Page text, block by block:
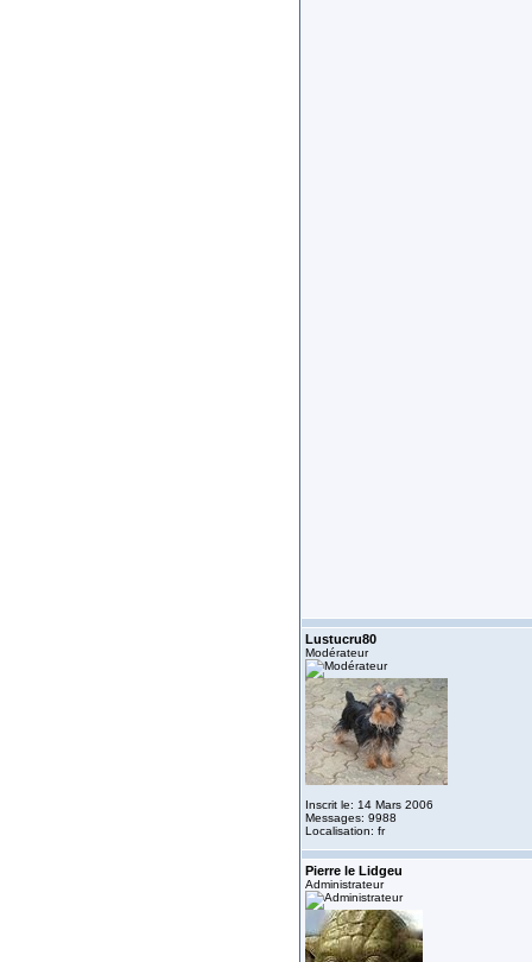
Lustucru80
Modérateur
Inscrit le: 14 Mars 2006
Messages: 9988
Localisation: fr
Pierre le Lidgeu
Administrateur